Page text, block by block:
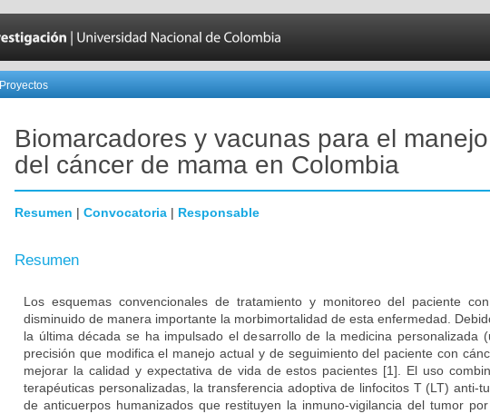
Proyectos
Biomarcadores y vacunas para el manejo
del cáncer de mama en Colombia
Resumen | Convocatoria | Responsable
Resumen
Los esquemas convencionales de tratamiento y monitoreo del paciente
disminuido de manera importante la morbimortalidad de esta enfermedad.
la última década se ha impulsado el desarrollo de la medicina personalizada
precisión que modifica el manejo actual y de seguimiento del paciente con
mejorar la calidad y expectativa de vida de estos pacientes [1]. El uso
terapéuticas personalizadas, la transferencia adoptiva de linfocitos T (LT) anti-
de anticuerpos humanizados que restituyen la inmuno-vigilancia del tumor